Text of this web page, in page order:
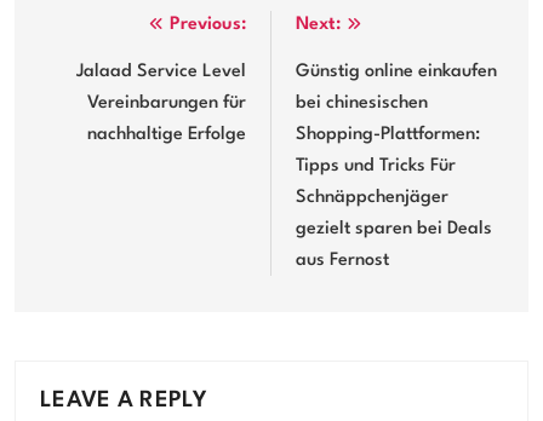
navigation
Previous:
Jalaad Service Level
Vereinbarungen für
nachhaltige Erfolge
Next:
Günstig online einkaufen
bei chinesischen
Shopping-Plattformen:
Tipps und Tricks Für
Schnäppchenjäger
gezielt sparen bei Deals
aus Fernost
LEAVE A REPLY